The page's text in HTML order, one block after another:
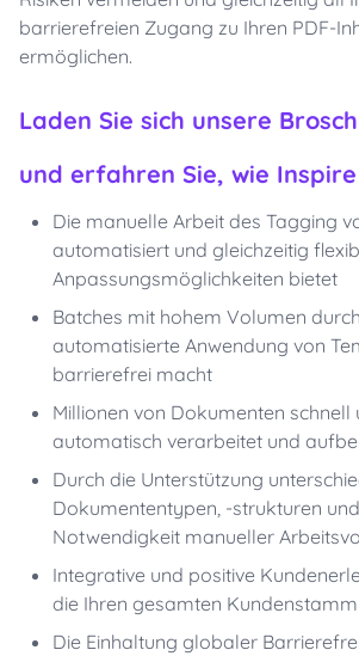
barrierefreien Zugang zu Ihren PDF-
ermöglichen.
Laden Sie sich unsere
und erfahren Sie, wie
Die manuelle Arbeit des Tagging
automatisiert und gleichzeitig
Anpassungsmöglichkeiten bietet
Batches mit hohem Volumen
automatisierte Anwendung von
barrierefrei macht
Millionen von Dokumenten schnell
automatisch verarbeitet und
Durch die Unterstützung
Dokumententypen, -strukturen
Notwendigkeit manueller
Integrative und positive
die Ihren gesamten
Die Einhaltung globaler